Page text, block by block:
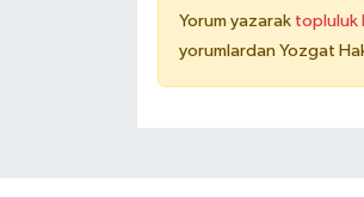
Yorum yazarak topluluk
yorumlardan Yozgat